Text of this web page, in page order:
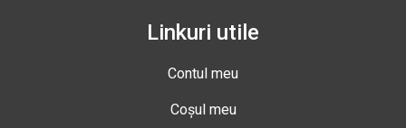
Linkuri utile
Contul meu
Coșul meu